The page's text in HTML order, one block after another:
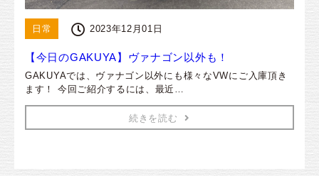
日常 2023年12月01日
【今日のGAKUYA】ヴァナゴン以外も！
GAKUYAでは、ヴァナゴン以外にも様々なVWにご入庫頂き
ます！ 今回ご紹介するには、最近…
続きを読む